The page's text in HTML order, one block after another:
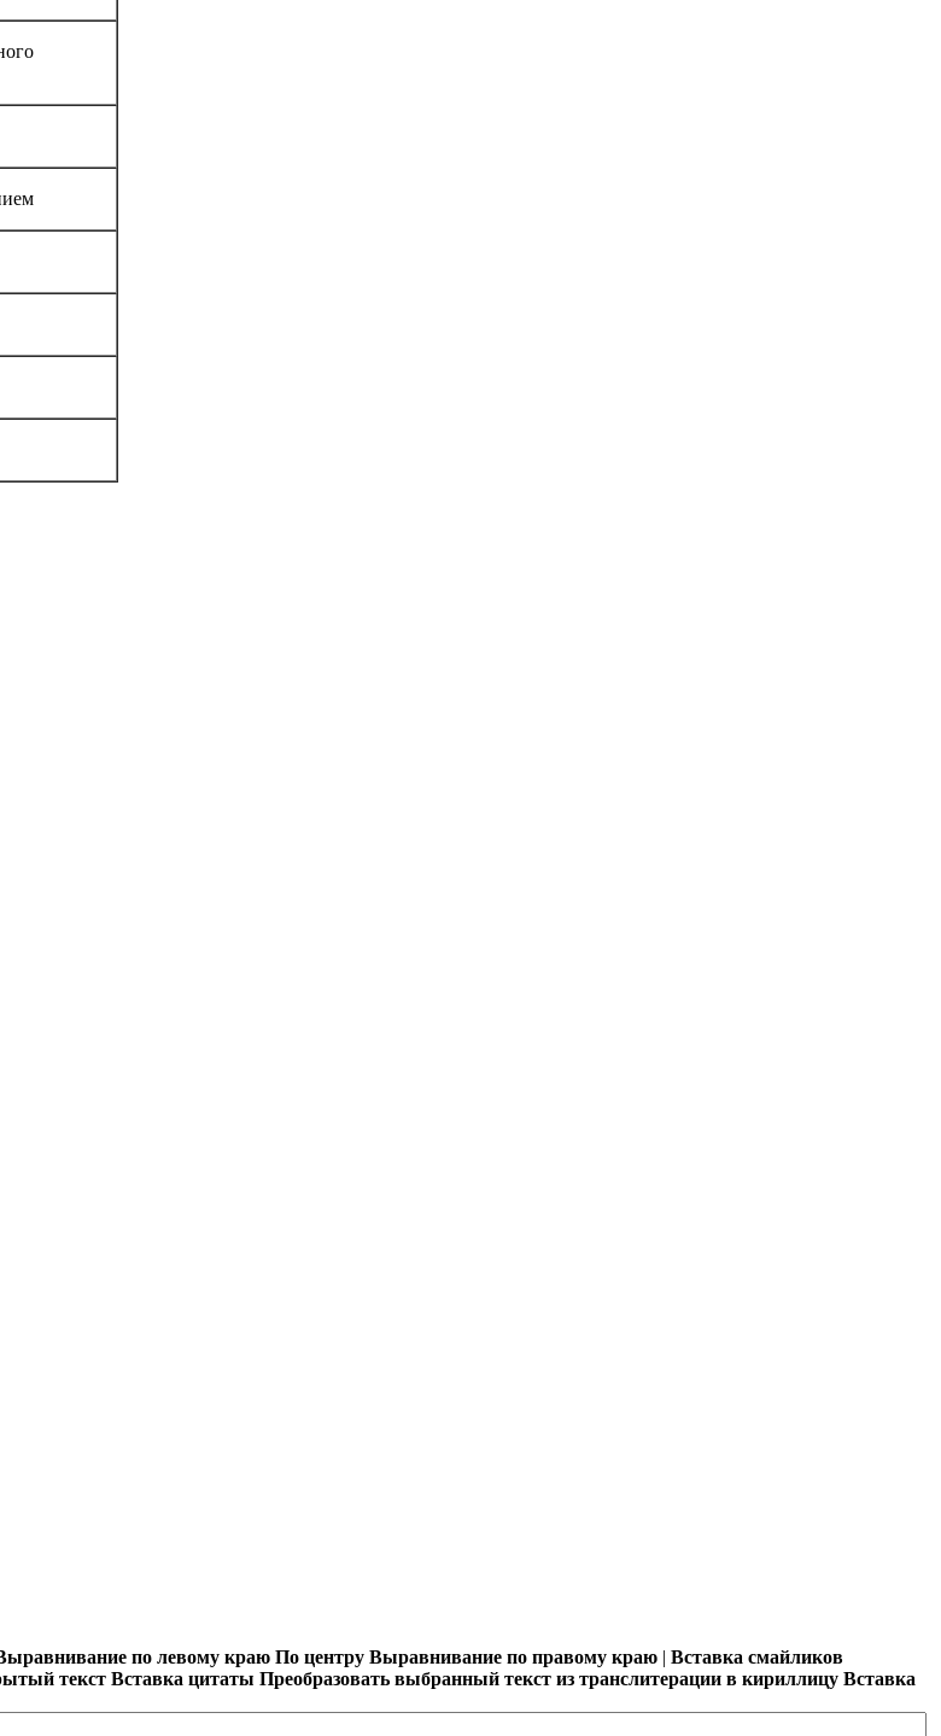
по левому краю По центру Выравнивание по правому краю | Вставка смайликов
текст Вставка цитаты Преобразовать выбранный текст из транслитерации в кириллицу Вставка